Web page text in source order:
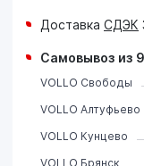
Доставка СДЭК
Самовывоз из
VOLLO Свободы
VOLLO Алтуфьево
VOLLO Кунцево
VOLLO Брянск